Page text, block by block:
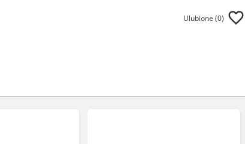
Ulubione (0)